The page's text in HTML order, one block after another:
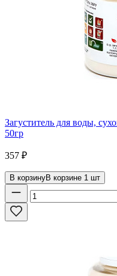
Загуститель для воды,
50гр
357 ₽
В корзинуВ корзине 1 шт